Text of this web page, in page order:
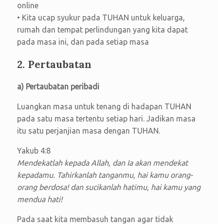
online
• Kita ucap syukur pada TUHAN untuk keluarga,
rumah dan tempat perlindungan yang kita dapat
pada masa ini, dan pada setiap masa
2. Pertaubatan
a) Pertaubatan peribadi
Luangkan masa untuk tenang di hadapan TUHAN
pada satu masa tertentu setiap hari. Jadikan masa
itu satu perjanjian masa dengan TUHAN.
Yakub 4:8
Mendekatlah kepada Allah, dan Ia akan mendekat
kepadamu. Tahirkanlah tanganmu, hai kamu orang-
orang berdosa! dan sucikanlah hatimu, hai kamu yang
mendua hati!
Pada saat kita membasuh tangan agar tidak